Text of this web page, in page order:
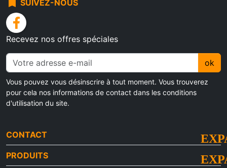
bookmark SUIVEZ-NOUS
facebook
Recevez nos offres spéciales
ok
Vous pouvez vous désinscrire à tout moment. Vous trouverez
pour cela nos informations de contact dans les conditions
d'utilisation du site.
CONTACT
PRODUITS